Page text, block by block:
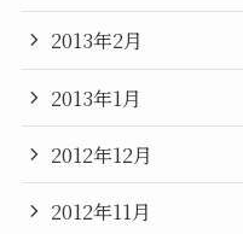
2013年2月
2013年1月
2012年12月
2012年11月